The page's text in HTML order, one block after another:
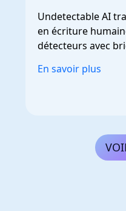
Undetectable AI
en écriture
détecteurs avec
En savoir plus